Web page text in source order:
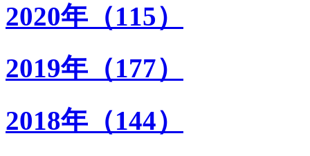
2020年（115）
2019年（177）
2018年（144）